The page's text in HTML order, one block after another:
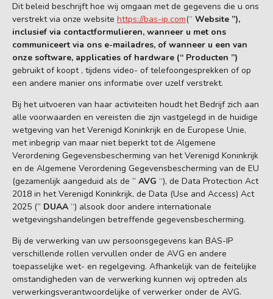
Dit beleid beschrijft hoe wij omgaan met de gegevens die u ons
verstrekt via onze website https://bas-ip.com(“ Website ”),
inclusief via contactformulieren, wanneer u met ons
communiceert via ons e-mailadres, of wanneer u een van
onze software, applicaties of hardware (“ Producten ”)
gebruikt of koopt , tijdens video- of telefoongesprekken of op
een andere manier ons informatie over uzelf verstrekt.
Bij het uitvoeren van haar activiteiten houdt het Bedrijf zich aan
alle voorwaarden en vereisten die zijn vastgelegd in de huidige
wetgeving van het Verenigd Koninkrijk en de Europese Unie,
met inbegrip van maar niet beperkt tot de Algemene
Verordening Gegevensbescherming van het Verenigd Koninkrijk
en de Algemene Verordening Gegevensbescherming van de EU
(gezamenlijk aangeduid als de ” AVG “), de Data Protection Act
2018 in het Verenigd Koninkrijk, de Data (Use and Access) Act
2025 (” DUAA “) alsook door andere internationale
wetgevingshandelingen betreffende gegevensbescherming.
Bij de verwerking van uw persoonsgegevens kan BAS-IP
verschillende rollen vervullen onder de AVG en andere
toepasselijke wet- en regelgeving. Afhankelijk van de feitelijke
omstandigheden van de verwerking kunnen wij optreden als
verwerkingsverantwoordelijke of verwerker onder de AVG.